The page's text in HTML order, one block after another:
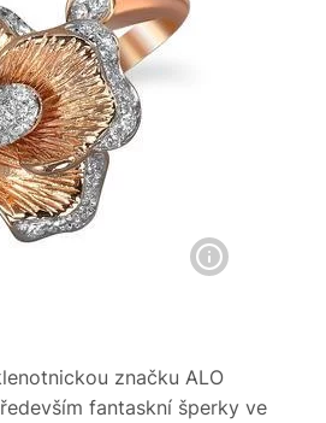
značku ALO
fantaskní šperky ve